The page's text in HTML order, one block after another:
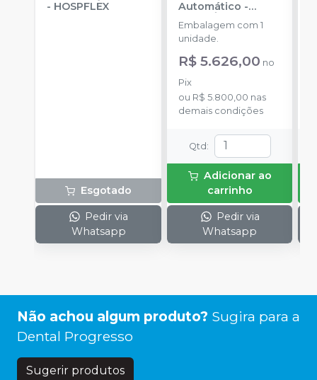
- HOSPFLEX
Esgotado
Pedir via
Whatsapp
Automático -
CRISTÓFOLI
Embalagem com 1
unidade.
R$ 5.626,00 no
Pix
ou R$ 5.800,00 nas
demais condições
Qtd :
Adicionar ao
carrinho
Pedir via
Whatsapp
Não achou algum produto? Sugira para a
Dental Progresso
Sugerir produtos